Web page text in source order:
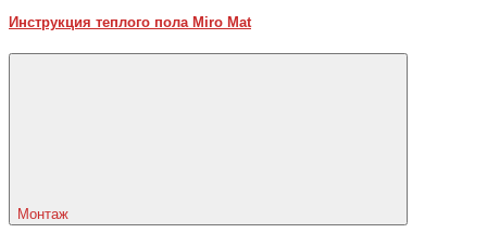
Инструкция теплого пола Miro Mat
Монтаж